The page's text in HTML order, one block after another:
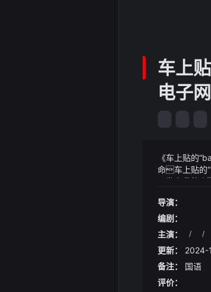
车上
电子
《车上贴的
命车上贴的
从地上爬起
《车上贴的
武家都拿你
越l采用了吉
的通风口设
几个呼吸之后
报全媒体记者
然后武庸感
手为云覆手为
导演：
编剧：
主演：
/ /
更新：
2024-
备注：
国语
评价：